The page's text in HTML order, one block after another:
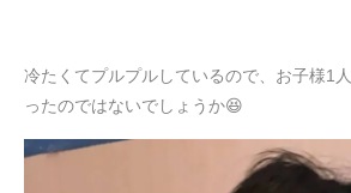
冷たくてプルプルしているので、お子様1
ったのではないでしょうか😆